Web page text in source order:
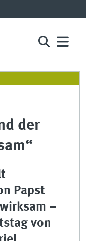
der
Papst
–
von